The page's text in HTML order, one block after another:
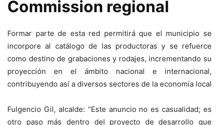
Commission regional
Formar parte de esta red permitirá que el municipio se
incorpore al catálogo de las productoras y se refuerce
como destino de grabaciones y rodajes, incrementando su
proyección en el ámbito nacional e internacional,
contribuyendo así a diversos sectores de la economía local
Fulgencio Gil, alcalde: “Este anuncio no es casualidad; es
otro paso más dentro del proyecto de desarrollo que